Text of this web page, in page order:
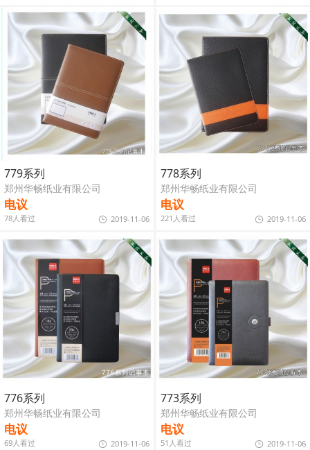
779系列
郑州华畅纸业有限公司
电议
78人看过 2019-11-06
778系列
郑州华畅纸业有限公司
电议
221人看过 2019-11-06
776系列
郑州华畅纸业有限公司
电议
69人看过 2019-11-06
773系列
郑州华畅纸业有限公司
电议
51人看过 2019-11-06